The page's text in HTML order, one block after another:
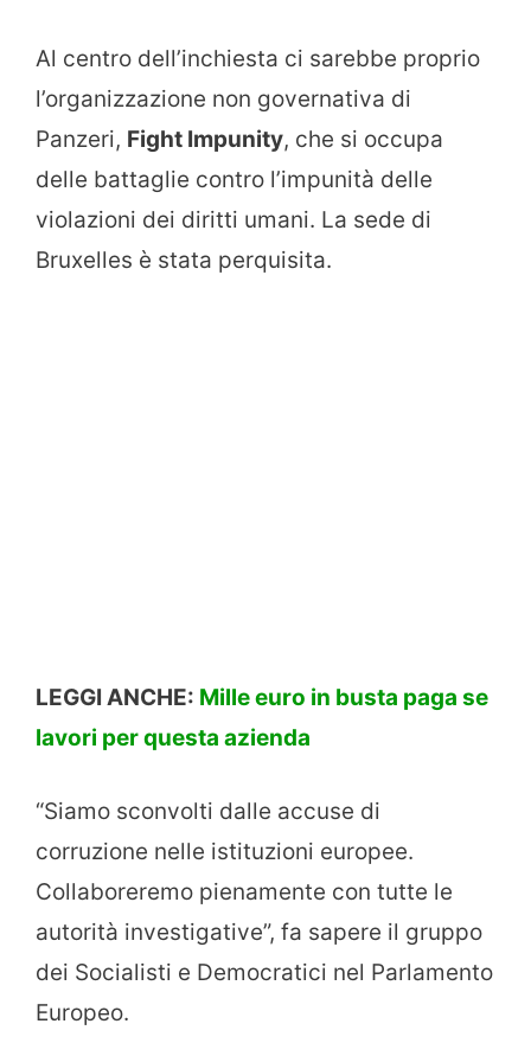
Al centro dell’inchiesta ci sarebbe proprio
l’organizzazione non governativa di
Panzeri, Fight Impunity, che si occupa
delle battaglie contro l’impunità delle
violazioni dei diritti umani. La sede di
Bruxelles è stata perquisita.
LEGGI ANCHE: Mille euro in busta paga se
lavori per questa azienda
“Siamo sconvolti dalle accuse di
corruzione nelle istituzioni europee.
Collaboreremo pienamente con tutte le
autorità investigative”, fa sapere il gruppo
dei Socialisti e Democratici nel Parlamento
Europeo.